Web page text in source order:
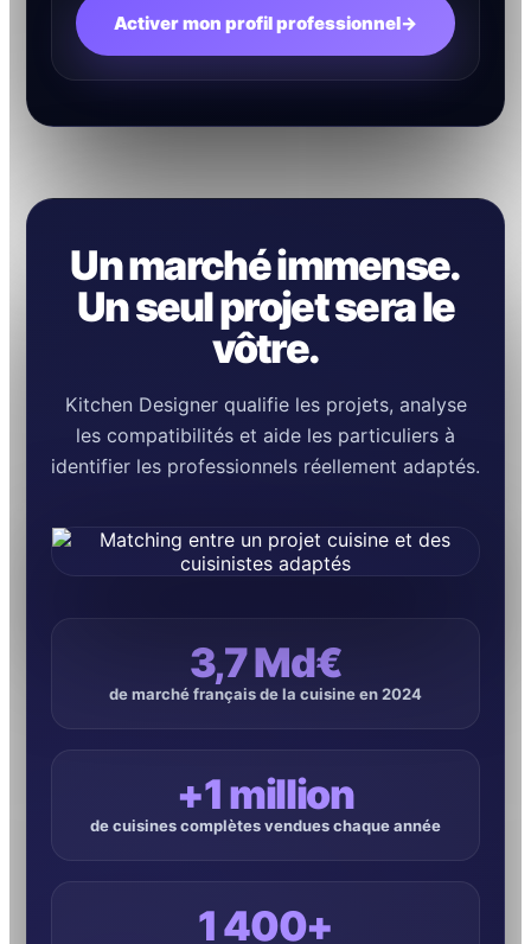
Activer mon profil professionnel→
Un marché immense.
Un seul projet sera le
vôtre.
Kitchen Designer qualifie les projets, analyse
les compatibilités et aide les particuliers à
identifier les professionnels réellement adaptés.
3,7 Md€
de marché français de la cuisine en 2024
+1 million
de cuisines complètes vendues chaque année
1 400+